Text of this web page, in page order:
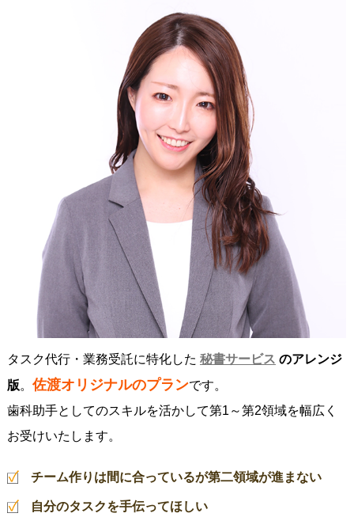
タスク代行・業務受託に特化した 秘書サービス のアレンジ
版。佐渡オリジナルのプランです。
歯科助手としてのスキルを活かして第1～第2領域を幅広く
お受けいたします。
チーム作りは間に合っているが第二領域が進まない
自分のタスクを手伝ってほしい